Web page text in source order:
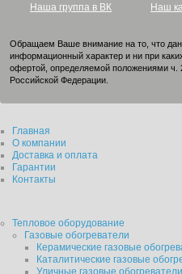
Наша группа в ВК
Наш
Обращаем Ваше внимание на то, что
информационный характер и ни при
офертой, определяемой положениями ч.
Российской Федерации.
Главная
О компании
Доставка и оплата
Гарантии
Контакты
Тепловое оборудование
Газовые обогреватели
Керамические газовые
Каталитические газовые